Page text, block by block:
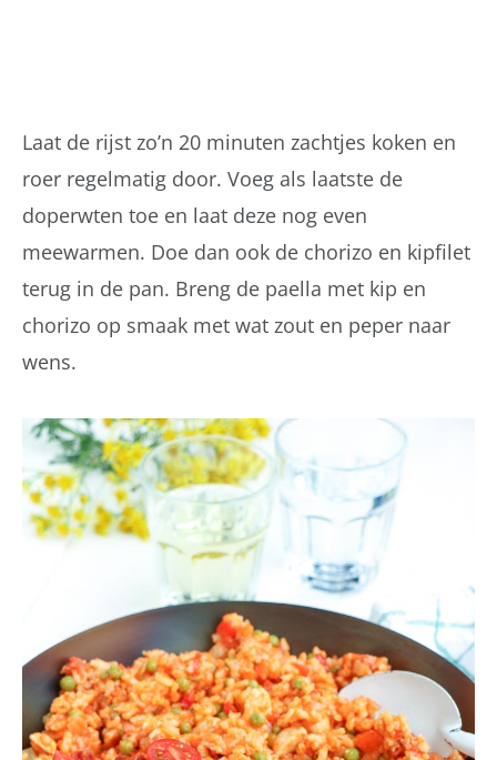
Laat de rijst zo’n 20 minuten zachtjes koken en
roer regelmatig door. Voeg als laatste de
doperwten toe en laat deze nog even
meewarmen. Doe dan ook de chorizo en kipfilet
terug in de pan. Breng de paella met kip en
chorizo op smaak met wat zout en peper naar
wens.